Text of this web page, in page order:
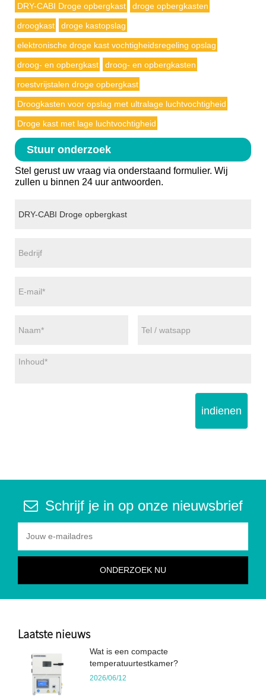
DRY-CABI Droge opbergkast droge opbergkasten
droogkast droge kastopslag
elektronische droge kast vochtigheidsregeling opslag
droog- en opbergkast droog- en opbergkasten
roestvrijstalen droge opbergkast
Droogkasten voor opslag met ultralage luchtvochtigheid
Droge kast met lage luchtvochtigheid
Stuur onderzoek
Stel gerust uw vraag via onderstaand formulier. Wij
zullen u binnen 24 uur antwoorden.
indienen
Schrijf je in op onze nieuwsbrief
Laatste nieuws
Wat is een compacte
temperatuurtestkamer?
2026/06/12